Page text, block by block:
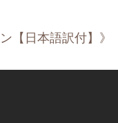
【日本語訳付】》